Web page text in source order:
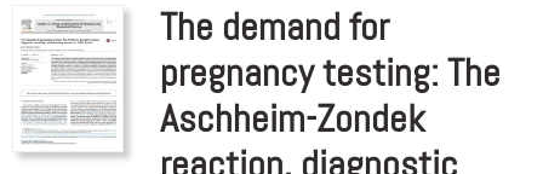
The demand for
pregnancy testing: The
Aschheim-Zondek